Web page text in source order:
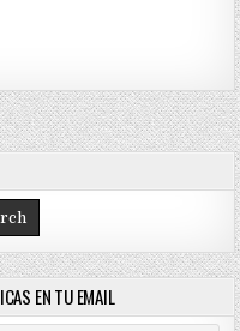
EN TU EMAIL